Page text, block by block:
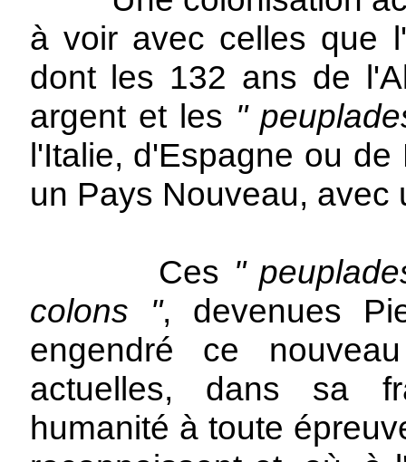
à voir avec celles que
dont les 132 ans de
argent et les "
l'Italie, d'Espagne ou
un Pays Nouveau, avec
Ces "
colons ", devenues
engendré ce
actuelles, dans sa
humanité à toute